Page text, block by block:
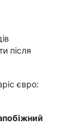
після
євро: